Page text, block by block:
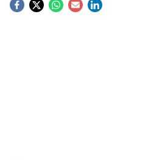
S